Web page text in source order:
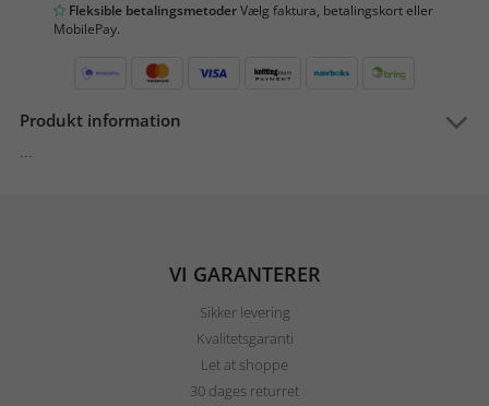
Fleksible betalingsmetoderVælg faktura, betalingskort eller
MobilePay.
Produkt information
...
VI GARANTERER
Sikker levering
Kvalitetsgaranti
Let at shoppe
30 dages returret